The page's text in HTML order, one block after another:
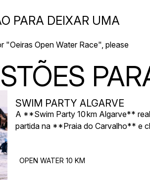
PARA DEIXAR UMA
"Oeiras Open Water Race", please
SWIM PARTY ALGARVE
A **Swim Party 10 km Algarve**
partida na **Praia do Carvalho** e
descontraído e orientado para a
OPEN WATER 10 KM